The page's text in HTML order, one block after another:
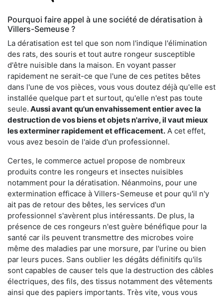
Pourquoi faire appel à une société de dératisation à
Villers-Semeuse ?
La dératisation est tel que son nom l'indique l'élimination
des rats, des souris et tout autre rongeur susceptible
d'être nuisible dans la maison. En voyant passer
rapidement ne serait-ce que l'une de ces petites bêtes
dans l'une de vos pièces, vous vous doutez déjà qu'elle est
installée quelque part et surtout, qu'elle n'est pas toute
seule. Aussi avant qu'un envahissement entier avec la
destruction de vos biens et objets n'arrive, il vaut mieux
les exterminer rapidement et efficacement. A cet effet,
vous avez besoin de l'aide d'un professionnel.
Certes, le commerce actuel propose de nombreux
produits contre les rongeurs et insectes nuisibles
notamment pour la dératisation. Néanmoins, pour une
extermination efficace à Villers-Semeuse et pour qu'il n'y
ait pas de retour des bêtes, les services d'un
professionnel s'avèrent plus intéressants. De plus, la
présence de ces rongeurs n'est guère bénéfique pour la
santé car ils peuvent transmettre des microbes voire
même des maladies par une morsure, par l'urine ou bien
par leurs puces. Sans oublier les dégâts définitifs qu'ils
sont capables de causer tels que la destruction des câbles
électriques, des fils, des tissus notamment des vêtements
ainsi que des papiers importants. Très vite, vous vous